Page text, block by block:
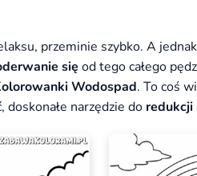
przeminie szybko. A
się od tego całego
Wodospad. To coś
narzędzie do redukcji